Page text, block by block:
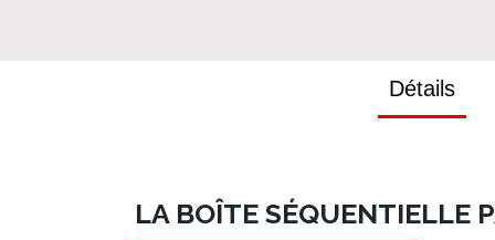
Détails
LA BOÎTE SÉQUENTIELLE